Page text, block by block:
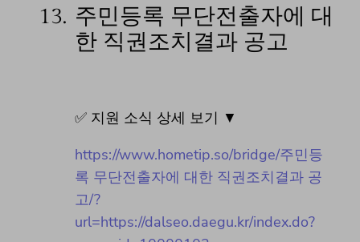
13. 주민등록 무단전출자에 대
한 직권조치결과 공고
✅ 지원 소식 상세 보기 ▼
https://www.hometip.so/bridge/주민등
록 무단전출자에 대한 직권조치결과 공
고/?
url=https://dalseo.daegu.kr/index.do?